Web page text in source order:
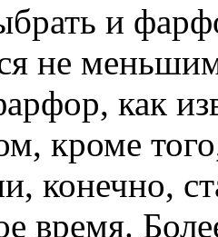
и
не
как
кроме
конечно,
время.